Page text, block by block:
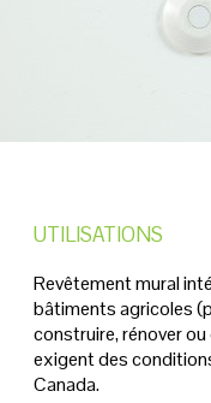
UTILISATIONS
Revêtement mural
bâtiments agricoles
construire, rénover
exigent des
Canada.